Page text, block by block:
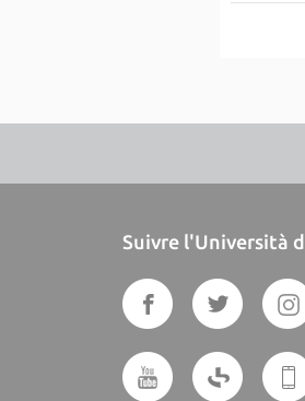
Suivre l'Università